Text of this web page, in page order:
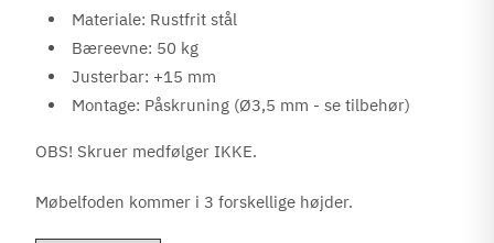
Materiale: Rustfrit stål
Bæreevne: 50 kg
Justerbar: +15 mm
Montage: Påskruning (Ø3,5 mm - se tilbehør)
OBS! Skruer medfølger IKKE.
Møbelfoden kommer i 3 forskellige højder.